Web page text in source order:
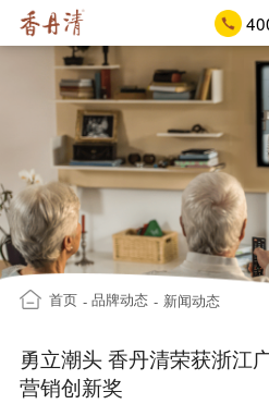
首页 - 品牌动态 - 新闻动态
勇立潮头 香丹清荣获浙江
营销创新奖